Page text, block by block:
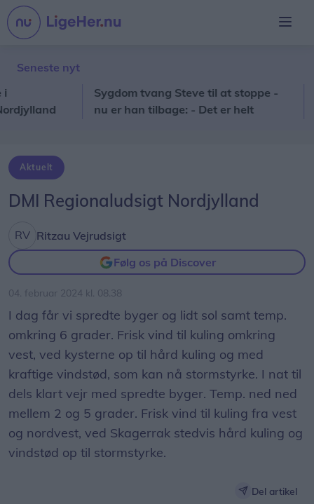
Seneste nyt
Sygdom tvang Steve til at stoppe -
nu er han tilbage: - Det er helt
Aktuelt
DMI Regionaludsigt Nordjylland
Ritzau Vejrudsigt
Følg os på Discover
04. februar 2024 kl. 08.38
I dag får vi spredte byger og lidt sol samt temp.
omkring 6 grader. Frisk vind til kuling omkring
vest, ved kysterne op til hård kuling og med
kraftige vindstød, som kan nå stormstyrke. I nat til
dels klart vejr med spredte byger. Temp. ned ned
mellem 2 og 5 grader. Frisk vind til kuling fra vest
og nordvest, ved Skagerrak stedvis hård kuling og
vindstød op til stormstyrke.
Del artikel